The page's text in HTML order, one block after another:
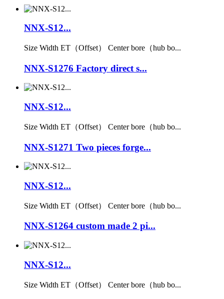
NNX-S12...
Size Width ET（Offset） Center bore（hub bo...
NNX-S1276 Factory direct s...
NNX-S12...
Size Width ET（Offset） Center bore（hub bo...
NNX-S1271 Two pieces forge...
NNX-S12...
Size Width ET（Offset） Center bore（hub bo...
NNX-S1264 custom made 2 pi...
NNX-S12...
Size Width ET（Offset） Center bore（hub bo...